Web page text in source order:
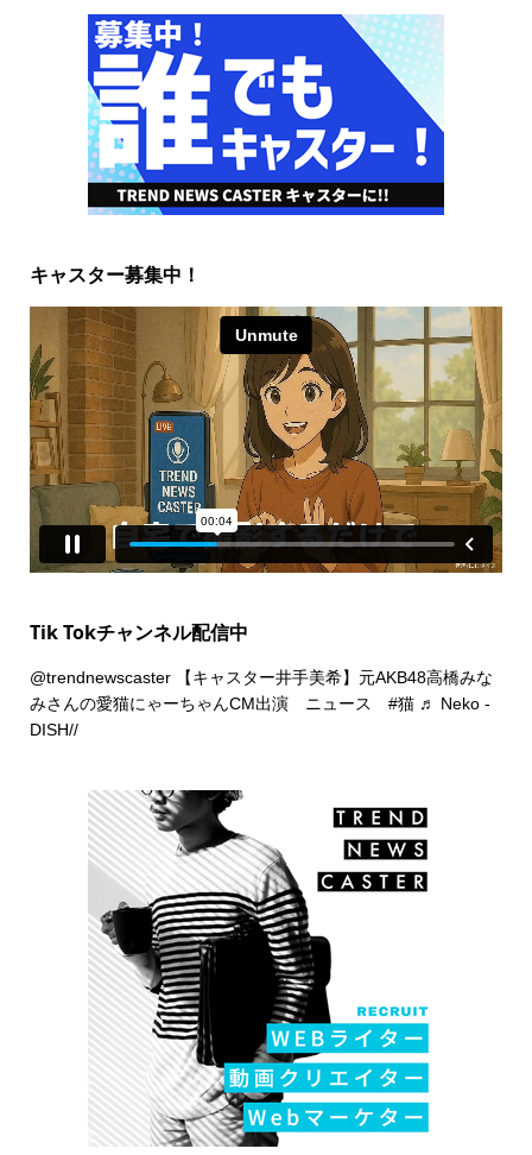
キャスター募集中！
Tik Tokチャンネル配信中
@trendnewscaster【キャスター井手美希】元AKB48高橋みな
みさんの愛猫にゃーちゃんCM出演 ニュース #猫 ♬ Neko -
DISH//